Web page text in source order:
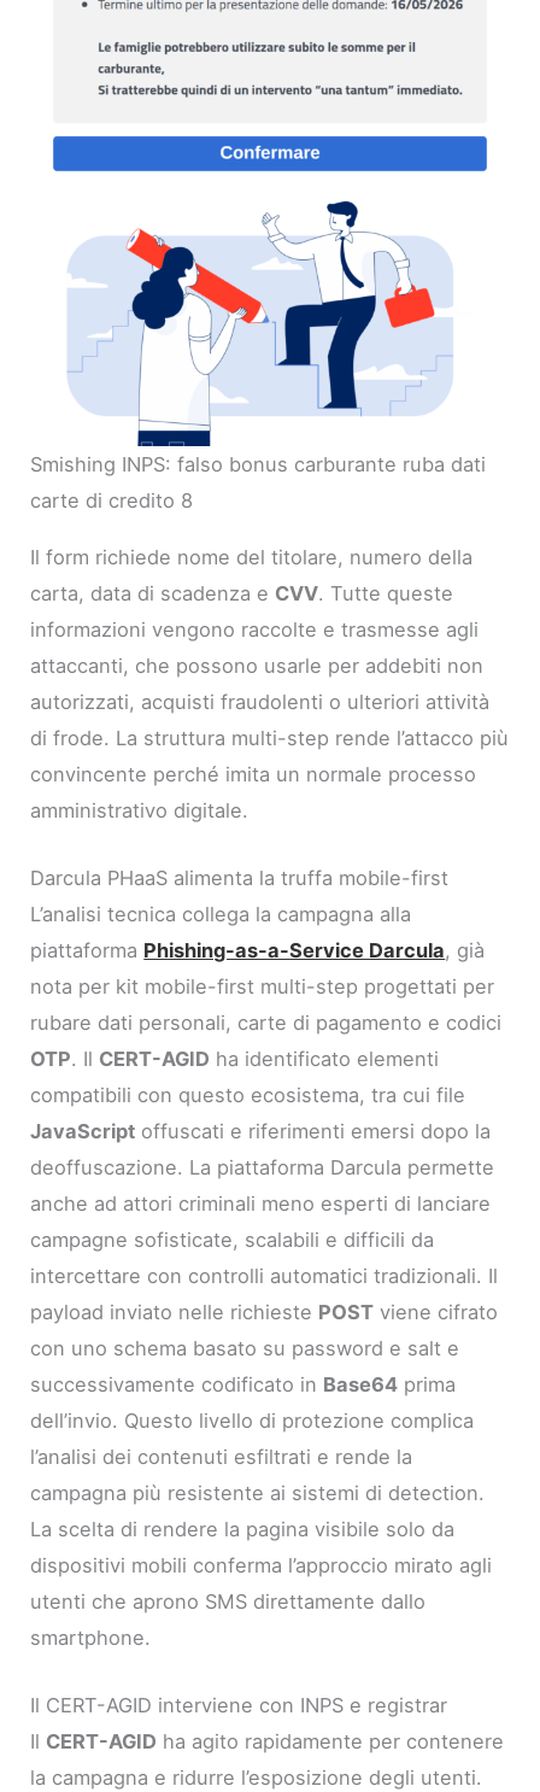
Smishing INPS: falso bonus carburante ruba dati
carte di credito 8
Il form richiede nome del titolare, numero della
carta, data di scadenza e CVV. Tutte queste
informazioni vengono raccolte e trasmesse agli
attaccanti, che possono usarle per addebiti non
autorizzati, acquisti fraudolenti o ulteriori attività
di frode. La struttura multi-step rende l’attacco più
convincente perché imita un normale processo
amministrativo digitale.
Darcula PHaaS alimenta la truffa mobile-first
L’analisi tecnica collega la campagna alla
piattaforma Phishing-as-a-Service Darcula, già
nota per kit mobile-first multi-step progettati per
rubare dati personali, carte di pagamento e codici
OTP. Il CERT-AGID ha identificato elementi
compatibili con questo ecosistema, tra cui file
JavaScript offuscati e riferimenti emersi dopo la
deoffuscazione. La piattaforma Darcula permette
anche ad attori criminali meno esperti di lanciare
campagne sofisticate, scalabili e difficili da
intercettare con controlli automatici tradizionali. Il
payload inviato nelle richieste POST viene cifrato
con uno schema basato su password e salt e
successivamente codificato in Base64 prima
dell’invio. Questo livello di protezione complica
l’analisi dei contenuti esfiltrati e rende la
campagna più resistente ai sistemi di detection.
La scelta di rendere la pagina visibile solo da
dispositivi mobili conferma l’approccio mirato agli
utenti che aprono SMS direttamente dallo
smartphone.
Il CERT-AGID interviene con INPS e registrar
Il CERT-AGID ha agito rapidamente per contenere
la campagna e ridurre l’esposizione degli utenti.